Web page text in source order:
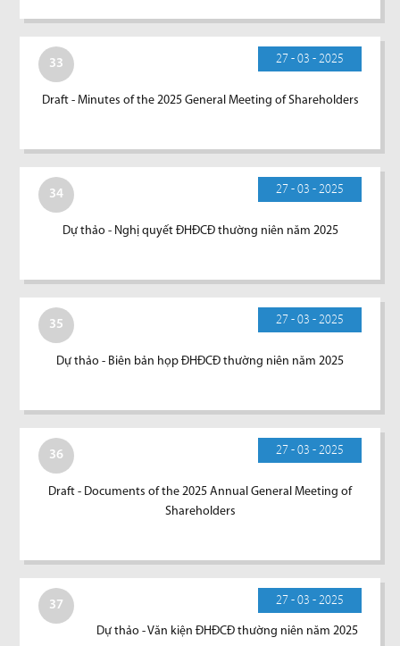
33 27 - 03 - 2025
Draft - Minutes of the 2025 General Meeting of Shareholders
34 27 - 03 - 2025
Dự thảo - Nghị quyết ĐHĐCĐ thường niên năm 2025
35 27 - 03 - 2025
Dự thảo - Biên bản họp ĐHĐCĐ thường niên năm 2025
36 27 - 03 - 2025
Draft - Documents of the 2025 Annual General Meeting of
Shareholders
37 27 - 03 - 2025
Dự thảo - Văn kiện ĐHĐCĐ thường niên năm 2025